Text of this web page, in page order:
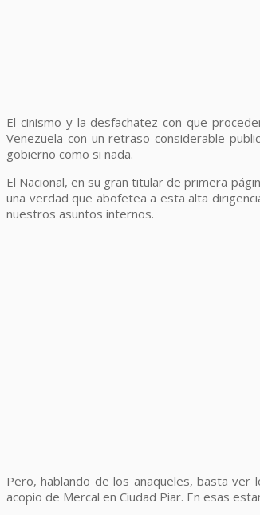
El cinismo y la desfachatez con que
Venezuela con un retraso considerable
gobierno como si nada.
El Nacional, en su gran titular de primera
una verdad que abofetea a esta alta
nuestros asuntos internos.
Pero, hablando de los anaqueles, basta ver
acopio de Mercal en Ciudad Piar. En esas